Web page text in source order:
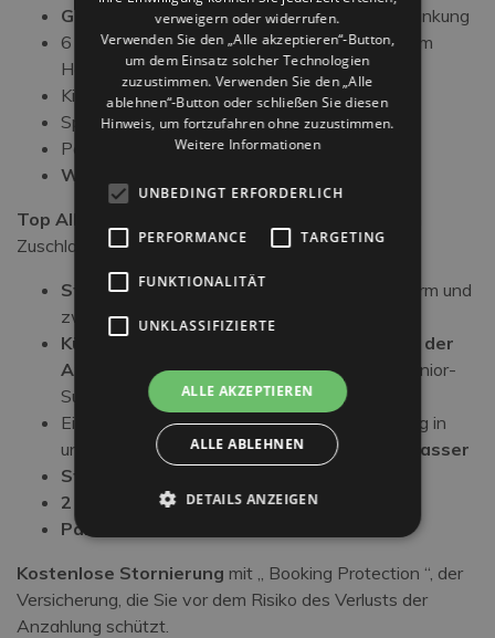
Getränke zu den Mahlzeitenohne Einschränkung
​6 x 12 m großes Schwimmbadmit Solarium im
Hotel
Kinderbecken
Spielplatz im Schatten unserer Bäume
Park Adventure direkt im Hotel
W-lan
Top All-Inclusive-Angebot
Zuschlag:
Strandservice im Bagno 89 (ein Sonnenschirm und
zwei Sonnenliegen pro Zimmer)
Kühlschrank mit kostenlosem Wasser bei der
Ankunft
(nur in Comfort Plus-Zimmern und Junior-
Suiten)
Ein wöchentlicher Eintritt zur privaten Nutzung in
unserem
Panorama-Whirlpool mit Warmwasser
Strandtücher
2 Bademäntel
Parken
Kostenlose Stornierung mit „ Booking Protection “, der
Versicherung, die Sie vor dem Risiko des Verlusts der
Anzahlung schützt.
verweigern oder widerrufen.
Verwenden Sie den „Alle akzeptieren“-Button,
um dem Einsatz solcher Technologien
zuzustimmen. Verwenden Sie den „Alle
ablehnen“-Button oder schließen Sie diesen
Hinweis, um fortzufahren ohne zuzustimmen.
Weitere Informationen
UNBEDINGT ERFORDERLICH
PERFORMANCE TARGETING
FUNKTIONALITÄT
UNKLASSIFIZIERTE
ALLE AKZEPTIEREN
ALLE ABLEHNEN
DETAILS ANZEIGEN